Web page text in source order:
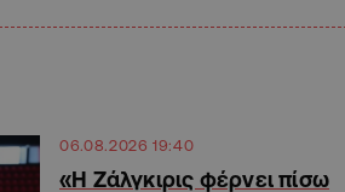
06.08.2026 19:40
«Η Ζάλγκιρις φέρνει πίσω